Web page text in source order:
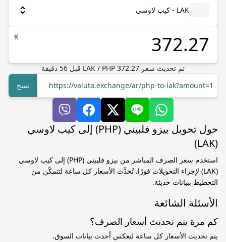
LAK - كيب لاوسي
₭
تم تحديث سعر LAK / PHP 372.27 قبل 56 دقيقة
https://valuta.exchange/ar/php-to-lak?amount=1
نسخ
حول تحويل بيزو فلبيني (PHP) إلى كيب لاوسي
(LAK)
استخدم سعر الصرف المباشر من بيزو فلبيني (PHP) إلى كيب لاوسي
(LAK) لإجراء التحويلات فورًا. تُحدَّث الأسعار كل ساعة لتتمكّن من
التخطيط ببيانات حديثة.
الأسئلة الشائعة
كم مرة يتم تحديث أسعار الصرف؟
يتم تحديث الأسعار كل ساعة لتعكس أحدث بيانات السوق.